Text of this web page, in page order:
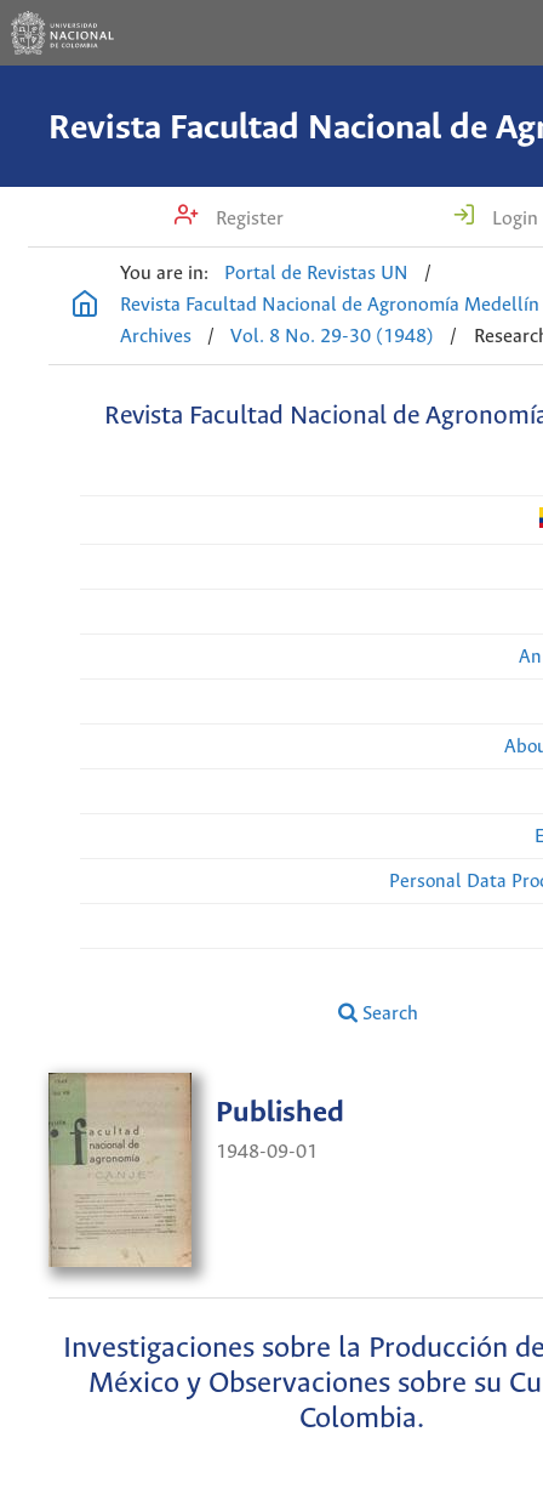
Register Login
You are in: Portal de Revistas UN
/
Revista Facultad Nacional de Agronomía Medellín
Archives
/ Vol. 8 No. 29-30 (1948) /
Revista Facultad Nacional de
Personal Data
Search
Published
1948-09-01
Investigaciones sobre la Producción
México y Observaciones sobre su
Colombia.